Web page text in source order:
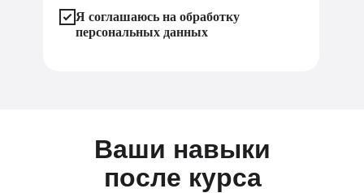
Я соглашаюсь на обработку
персональных данных
Ваши навыки
после курса